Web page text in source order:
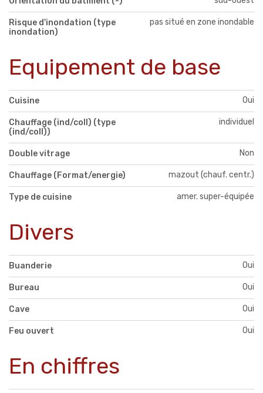
Risque d'inondation (type
inondation)
pas situé en zone inondable
Equipement de base
Cuisine Oui
Chauffage (ind/coll) (type
(ind/coll))
individuel
Double vitrage Non
Chauffage (Format/energie) mazout (chauf. centr.)
Type de cuisine amer. super-équipée
Divers
Buanderie Oui
Bureau Oui
Cave Oui
Feu ouvert Oui
En chiffres